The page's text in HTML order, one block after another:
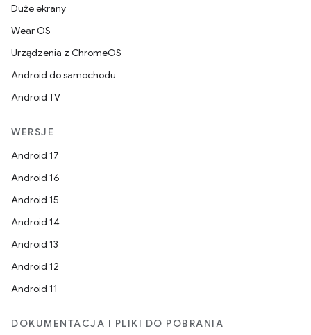
Duże ekrany
Wear OS
Urządzenia z ChromeOS
Android do samochodu
Android TV
WERSJE
Android 17
Android 16
Android 15
Android 14
Android 13
Android 12
Android 11
DOKUMENTACJA I PLIKI DO POBRANIA